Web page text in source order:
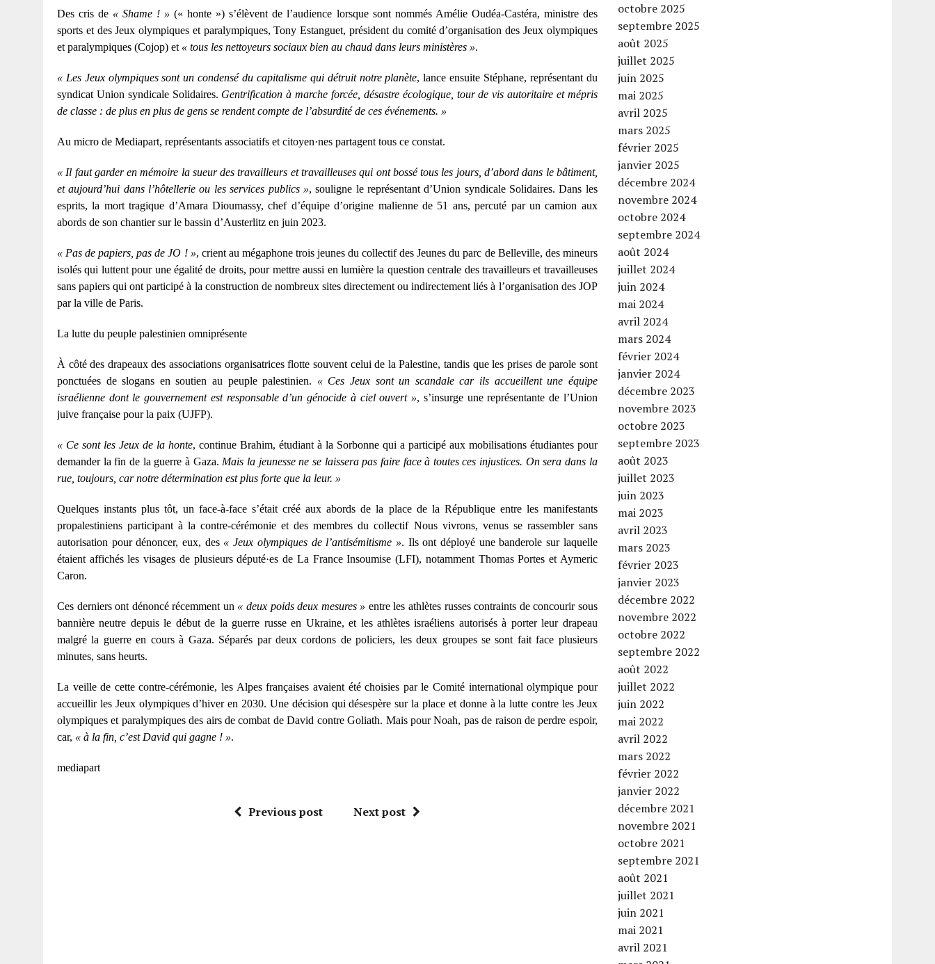
Des cris de « Shame ! » (« honte ») s’élèvent de l’audience lorsque sont nommés Amélie Oudéa-Castéra, ministre des
sports et des Jeux olympiques et paralympiques, Tony Estanguet, président du comité d’organisation des Jeux olympiques
et paralympiques (Cojop) et « tous les nettoyeurs sociaux bien au chaud dans leurs ministères ».
« Les Jeux olympiques sont un condensé du capitalisme qui détruit notre planète, lance ensuite Stéphane, représentant du
syndicat Union syndicale Solidaires. Gentrification à marche forcée, désastre écologique, tour de vis autoritaire et mépris
de classe : de plus en plus de gens se rendent compte de l’absurdité de ces événements. »
Au micro de Mediapart, représentants associatifs et citoyen·nes partagent tous ce constat.
« Il faut garder en mémoire la sueur des travailleurs et travailleuses qui ont bossé tous les jours, d’abord dans le bâtiment,
et aujourd’hui dans l’hôtellerie ou les services publics », souligne le représentant d’Union syndicale Solidaires. Dans les
esprits, la mort tragique d’Amara Dioumassy, chef d’équipe d’origine malienne de 51 ans, percuté par un camion aux
abords de son chantier sur le bassin d’Austerlitz en juin 2023.
« Pas de papiers, pas de JO ! », crient au mégaphone trois jeunes du collectif des Jeunes du parc de Belleville, des mineurs
isolés qui luttent pour une égalité de droits, pour mettre aussi en lumière la question centrale des travailleurs et travailleuses
sans papiers qui ont participé à la construction de nombreux sites directement ou indirectement liés à l’organisation des JOP
par la ville de Paris.
La lutte du peuple palestinien omniprésente
À côté des drapeaux des associations organisatrices flotte souvent celui de la Palestine, tandis que les prises de parole sont
ponctuées de slogans en soutien au peuple palestinien. « Ces Jeux sont un scandale car ils accueillent une équipe
israélienne dont le gouvernement est responsable d’un génocide à ciel ouvert », s’insurge une représentante de l’Union
juive française pour la paix (UJFP).
« Ce sont les Jeux de la honte, continue Brahim, étudiant à la Sorbonne qui a participé aux mobilisations étudiantes pour
demander la fin de la guerre à Gaza. Mais la jeunesse ne se laissera pas faire face à toutes ces injustices. On sera dans la
rue, toujours, car notre détermination est plus forte que la leur. »
Quelques instants plus tôt, un face-à-face s’était créé aux abords de la place de la République entre les manifestants
propalestiniens participant à la contre-cérémonie et des membres du collectif Nous vivrons, venus se rassembler sans
autorisation pour dénoncer, eux, des « Jeux olympiques de l’antisémitisme ». Ils ont déployé une banderole sur laquelle
étaient affichés les visages de plusieurs député·es de La France Insoumise (LFI), notamment Thomas Portes et Aymeric
Caron.
Ces derniers ont dénoncé récemment un « deux poids deux mesures » entre les athlètes russes contraints de concourir sous
bannière neutre depuis le début de la guerre russe en Ukraine, et les athlètes israéliens autorisés à porter leur drapeau
malgré la guerre en cours à Gaza. Séparés par deux cordons de policiers, les deux groupes se sont fait face plusieurs
minutes, sans heurts.
La veille de cette contre-cérémonie, les Alpes françaises avaient été choisies par le Comité international olympique pour
accueillir les Jeux olympiques d’hiver en 2030. Une décision qui désespère sur la place et donne à la lutte contre les Jeux
olympiques et paralympiques des airs de combat de David contre Goliath. Mais pour Noah, pas de raison de perdre espoir,
car, « à la fin, c’est David qui gagne ! ».
mediapart
Previous post Next post
octobre 2025
septembre 2025
août 2025
juillet 2025
juin 2025
mai 2025
avril 2025
mars 2025
février 2025
janvier 2025
décembre 2024
novembre 2024
octobre 2024
septembre 2024
août 2024
juillet 2024
juin 2024
mai 2024
avril 2024
mars 2024
février 2024
janvier 2024
décembre 2023
novembre 2023
octobre 2023
septembre 2023
août 2023
juillet 2023
juin 2023
mai 2023
avril 2023
mars 2023
février 2023
janvier 2023
décembre 2022
novembre 2022
octobre 2022
septembre 2022
août 2022
juillet 2022
juin 2022
mai 2022
avril 2022
mars 2022
février 2022
janvier 2022
décembre 2021
novembre 2021
octobre 2021
septembre 2021
août 2021
juillet 2021
juin 2021
mai 2021
avril 2021